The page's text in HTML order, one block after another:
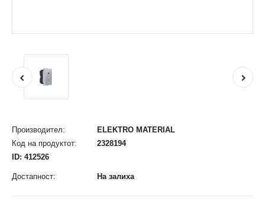
Производител:
ELEKTRO MATERIAL
Код на продуктот:
2328194
ID: 412526
Достапност: На залиха